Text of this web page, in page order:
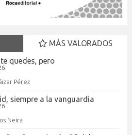
MÁS VALORADOS
quedes, pero
Pérez
siempre a la vanguardia
Neira